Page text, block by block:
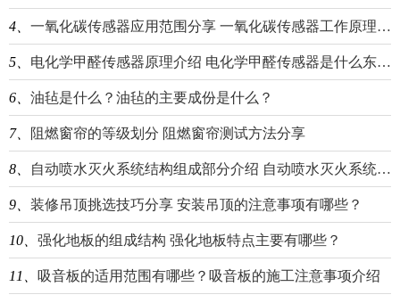
4、 一氧化碳传感器应用范围分享 一氧化碳传感器工作原理介绍
5、 电化学甲醛传感器原理介绍 电化学甲醛传感器是什么东西？
6、 油毡是什么？油毡的主要成份是什么？
7、 阻燃窗帘的等级划分 阻燃窗帘测试方法分享
8、 自动喷水灭火系统结构组成部分介绍 自动喷水灭火系统分类分享
9、 装修吊顶挑选技巧分享 安装吊顶的注意事项有哪些？
10、 强化地板的组成结构 强化地板特点主要有哪些？
11、 吸音板的适用范围有哪些？吸音板的施工注意事项介绍